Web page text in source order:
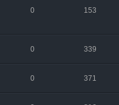
0 153
0 339
0 371